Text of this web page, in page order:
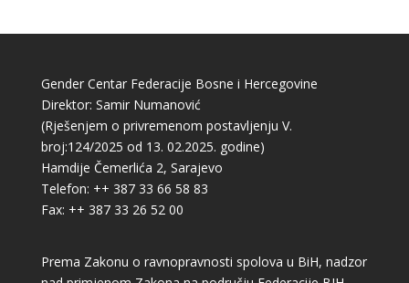
Gender Centar Federacije Bosne i Hercegovine
Direktor: Samir Numanović
(Rješenjem o privremenom postavljenju V.
broj:124/2025 od 13. 02.2025. godine)
Hamdije Čemerlića 2, Sarajevo
Telefon: ++ 387 33 66 58 83
Fax: ++ 387 33 26 52 00
Prema Zakonu o ravnopravnosti spolova u BiH, nadzor